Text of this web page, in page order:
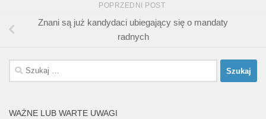
POPRZEDNI POST
Znani są już kandydaci ubiegający się o mandaty
radnych
Szukaj:
WAŻNE LUB WARTE UWAGI